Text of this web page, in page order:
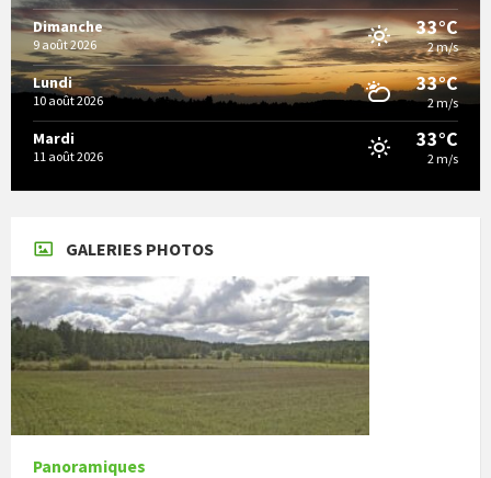
Dimanche
9 août 2026
33°C
2 m/s
Lundi
10 août 2026
33°C
2 m/s
Mardi
11 août 2026
33°C
2 m/s
GALERIES PHOTOS
Panoramiques